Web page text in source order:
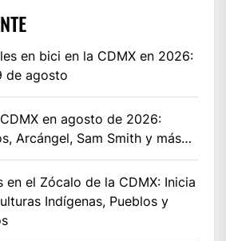
en bici en la CDMX en 2026:
de agosto
en agosto de 2026:
Arcángel, Sam Smith y más…
en el Zócalo de la CDMX: Inicia
Indígenas, Pueblos y